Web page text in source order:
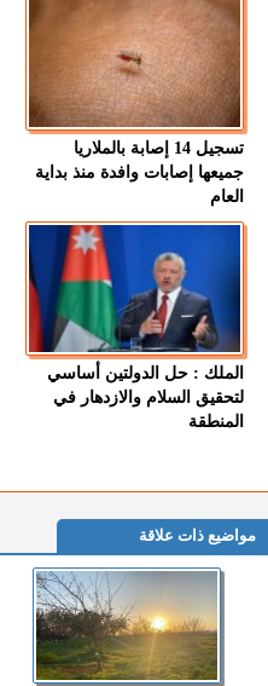
تسجيل 14 إصابة بالملاريا
جميعها إصابات وافدة منذ بداية
العام
الملك : حل الدولتين أساسي
لتحقيق السلام والازدهار في
المنطقة
مواضيع ذات علاقة